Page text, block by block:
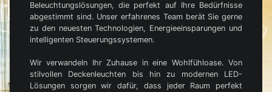
Beleuchtungslösungen, die perfekt auf Ihre Bedürfnisse
abgestimmt sind. Unser erfahrenes Team berät Sie gerne
zu den neuesten Technologien, Energieeinsparungen und
intelligenten Steuerungssystemen.
Wir verwandeln Ihr Zuhause in eine Wohlfühloase. Von
stilvollen Deckenleuchten bis hin zu modernen LED-
Lösungen sorgen wir dafür, dass jeder Raum perfekt